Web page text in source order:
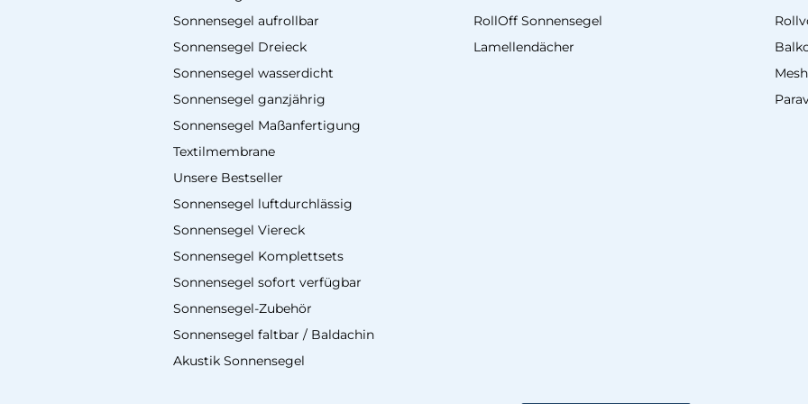
Sonnensegel aufrollbar
Sonnensegel Dreieck
Sonnensegel wasserdicht
Sonnensegel ganzjährig
Sonnensegel Maßanfertigung
Textilmembrane
Unsere Bestseller
Sonnensegel luftdurchlässig
Sonnensegel Viereck
Sonnensegel Komplettsets
Sonnensegel sofort verfügbar
Sonnensegel-Zubehör
Sonnensegel faltbar / Baldachin
Akustik Sonnensegel
RollOff Sonnensegel
Lamellendächer